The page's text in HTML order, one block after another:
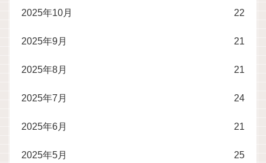
2025年10月 22
2025年9月 21
2025年8月 21
2025年7月 24
2025年6月 21
2025年5月 25